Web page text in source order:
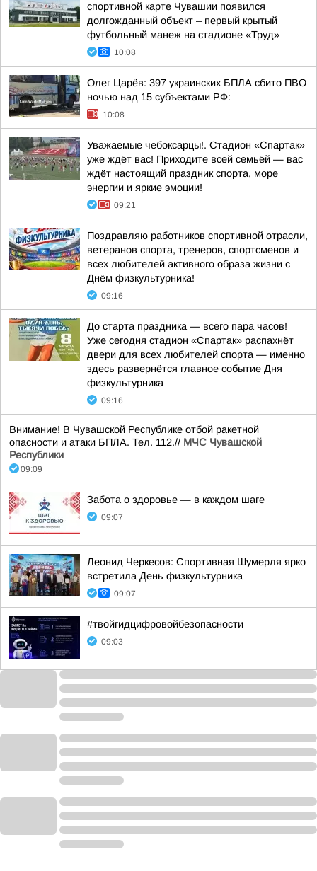
спортивной карте Чувашии появился
долгожданный объект – первый крытый
футбольный манеж на стадионе «Труд»
10:08
Олег Царёв: 397 украинских БПЛА сбито ПВО
ночью над 15 субъектами РФ:
10:08
Уважаемые чебоксарцы!. Стадион «Спартак»
уже ждёт вас! Приходите всей семьёй — вас
ждёт настоящий праздник спорта, море
энергии и яркие эмоции!
09:21
Поздравляю работников спортивной отрасли,
ветеранов спорта, тренеров, спортсменов и
всех любителей активного образа жизни с
Днём физкультурника!
09:16
До старта праздника — всего пара часов!
Уже сегодня стадион «Спартак» распахнёт
двери для всех любителей спорта — именно
здесь развернётся главное событие Дня
физкультурника
09:16
Внимание! В Чувашской Республике отбой ракетной
опасности и атаки БПЛА. Тел. 112.// МЧС Чувашской
Республики
09:09
Забота о здоровье — в каждом шаге
09:07
Леонид Черкесов: Спортивная Шумерля ярко
встретила День физкультурника
09:07
#твойгидцифровойбезопасности
09:03